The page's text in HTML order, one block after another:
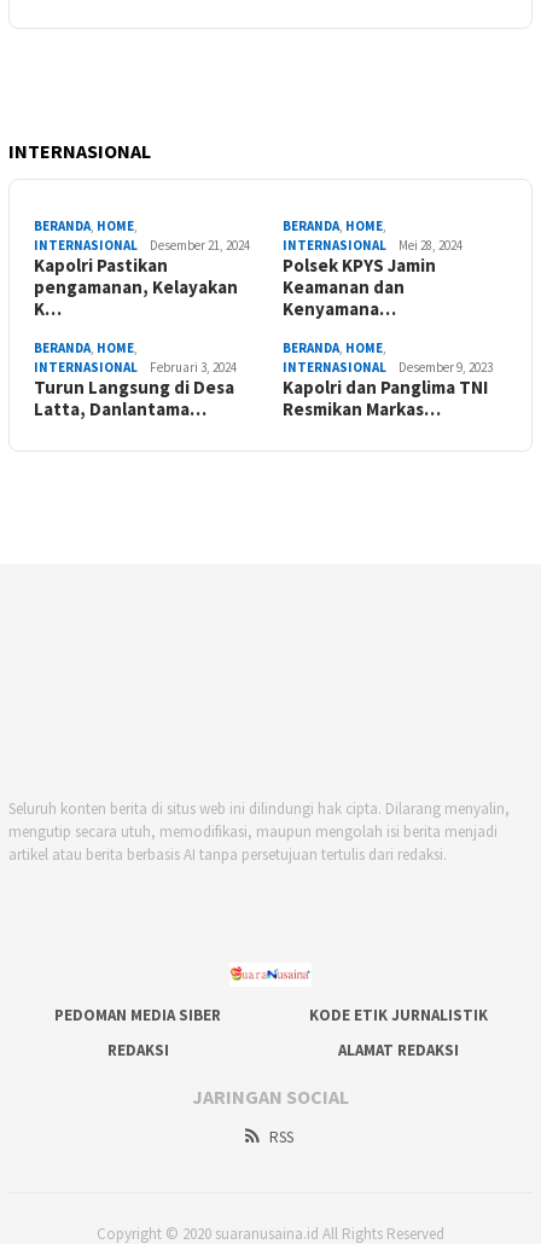
INTERNASIONAL
BERANDA, HOME,
INTERNASIONAL
Desember 21, 2024
Kapolri Pastikan
pengamanan, Kelayakan
K…
BERANDA, HOME,
INTERNASIONAL
Mei 28, 2024
Polsek KPYS Jamin
Keamanan dan
Kenyamana…
BERANDA, HOME,
INTERNASIONAL
Februari 3, 2024
Turun Langsung di Desa
Latta, Danlantama…
BERANDA, HOME,
INTERNASIONAL
Desember 9, 2023
Kapolri dan Panglima TNI
Resmikan Markas…
Seluruh konten berita di situs web ini dilindungi hak cipta. Dilarang menyalin,
mengutip secara utuh, memodifikasi, maupun mengolah isi berita menjadi
artikel atau berita berbasis AI tanpa persetujuan tertulis dari redaksi.
PEDOMAN MEDIA SIBER
KODE ETIK JURNALISTIK
REDAKSI
ALAMAT REDAKSI
JARINGAN SOCIAL
RSS
Copyright © 2020 suaranusaina.id All Rights Reserved